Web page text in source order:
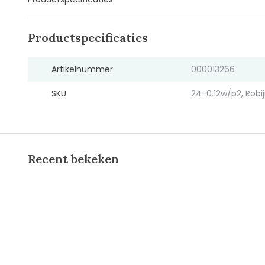
Productspecificaties
Artikelnummer 000013266
SKU 24-0.12w/p2,
Recent bekeken